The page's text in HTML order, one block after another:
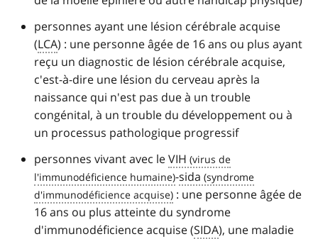
personnes ayant une lésion cérébrale acquise
(LCA) : une personne âgée de 16 ans ou plus ayant
reçu un diagnostic de lésion cérébrale acquise,
c'est-à-dire une lésion du cerveau après la
naissance qui n'est pas due à un trouble
congénital, à un trouble du développement ou à
un processus pathologique progressif
personnes vivant avec leVIH
-sida
: une personne âgée de
16 ans ou plus atteinte du syndrome
d'immunodéficience acquise (SIDA), une maladie